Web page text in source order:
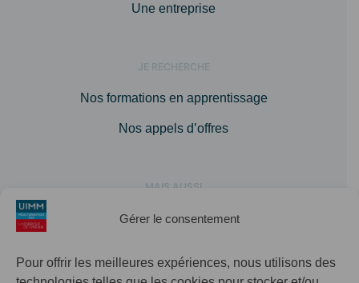
Gérer le consentement
Pour offrir les meilleures expériences, nous utilisons des
Une entreprise
JE RECHERCHE
Nos formations en apprentissage
Nos appels d’offres
MAIS AUSSI
A propos
Contact